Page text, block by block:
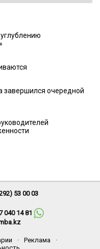
завершился очередной
53 00 03
040 14 81
· Реклама
·